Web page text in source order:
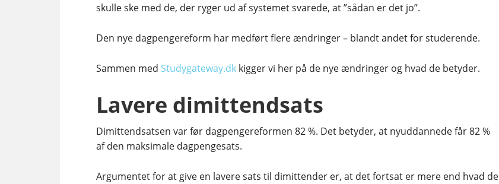
skulle ske med de, der ryger ud af systemet svarede, at ”sådan er det jo”.
Den nye dagpengereform har medført flere ændringer – blandt andet for studerende.
Sammen med Studygateway.dk kigger vi her på de nye ændringer og hvad de betyder.
Lavere dimittendsats
Dimittendsatsen var før dagpengereformen 82 %. Det betyder, at nyuddannede får 82 %
af den maksimale dagpengesats.
Argumentet for at give en lavere sats til dimittender er, at det fortsat er mere end hvad de